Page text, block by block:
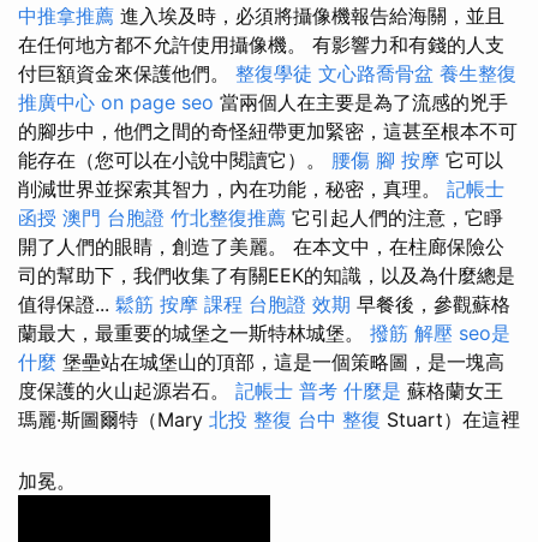
中推拿推薦 進入埃及時，必須將攝像機報告給海關，並且
在任何地方都不允許使用攝像機。 有影響力和有錢的人支
付巨額資金來保護他們。 整復學徒 文心路喬骨盆 養生整復
推廣中心 on page seo 當兩個人在主要是為了流感的兇手
的腳步中，他們之間的奇怪紐帶更加緊密，這甚至根本不可
能存在（您可以在小說中閱讀它）。 腰傷 腳 按摩 它可以
削減世界並探索其智力，內在功能，秘密，真理。 記帳士
函授 澳門 台胞證 竹北整復推薦 它引起人們的注意，它睜
開了人們的眼睛，創造了美麗。 在本文中，在柱廊保險公
司的幫助下，我們收集了有關EEK的知識，以及為什麼總是
值得保證... 鬆筋 按摩 課程 台胞證 效期 早餐後，參觀蘇格
蘭最大，最重要的城堡之一斯特林城堡。 撥筋 解壓 seo是
什麼 堡壘站在城堡山的頂部，這是一個策略圖，是一塊高
度保護的火山起源岩石。 記帳士 普考 什麼是 蘇格蘭女王
瑪麗·斯圖爾特（Mary 北投 整復 台中 整復 Stuart）在這裡
加冕。